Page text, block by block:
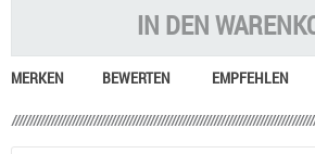
IN DEN
MERKEN BEWERTEN EMPFEHLEN